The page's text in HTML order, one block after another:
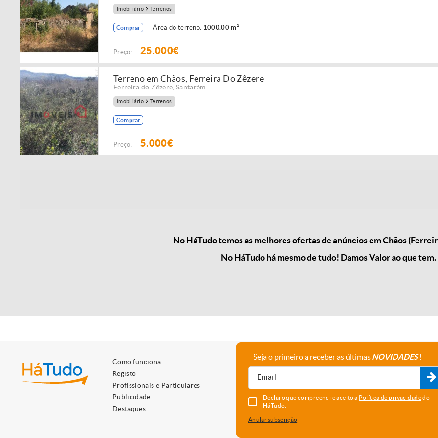
Imobiliário Terrenos
Comprar Área do terreno: 1000.00 m²
Preço: 25.000€
Terreno em Chãos, Ferreira Do Zêzere
Ferreira do Zêzere ,Santarém
Imobiliário Terrenos
Comprar
Preço: 5.000€
No HáTudo temos as melhores ofertas de anúncios em Chãos
No HáTudo há mesmo de tudo! Damos Valor ao que tem.
Como funciona
Registo
Profissionais e Particulares
Publicidade
Destaques
A empresa
Parceiros
Seja o primeiro a receber as últimas NOVIDADES!
Declaro que compreendi e aceito a Política de privacidadedo
HáTudo.
Anular subscrição